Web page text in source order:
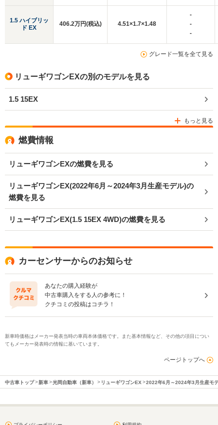
1.5 ハイブリッ
ド EX
406.2万円(税込) 4.51×1.7×1.48
-
-
-
グレード一覧を全て見る
リューギワゴンEXの別のモデルを見る
1.5 15EX
もっと見る
燃費情報
リューギワゴンEXの燃費を見る
リューギワゴンEX(2022年6月～2024年3月生産モデル)の
燃費を見る
リューギワゴンEX(1.5 15EX 4WD)の燃費を見る
カーセンサーからのお知らせ
あなたの購入経験が
中古車購入をする人の参考に！
クチコミの投稿はコチラ！
新車時価格はメーカー発表当時の車両本体価格です。また基本情報など、その他の項目につい
てもメーカー発表時の情報に基いています。
ページトップへ
中古車トップ 新車 光岡自動車（新車） リューギワゴンEX 2022年6月～2024年3月生産モ